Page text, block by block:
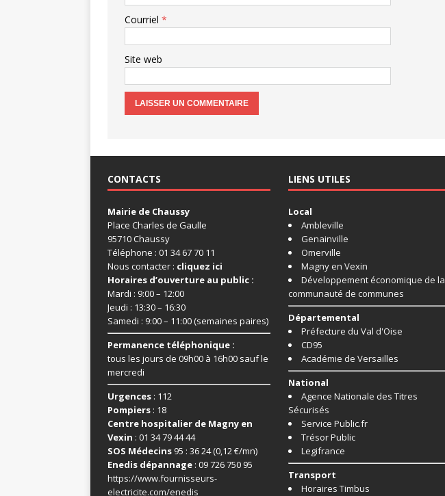
Courriel *
Site web
CONTACTS
Mairie de Chaussy
Place Charles de Gaulle
95710 Chaussy
Téléphone : 01 34 67 70 11
Nous contacter : cliquez ici
Horaires d’ouverture au public :
Mardi : 9:00 – 12:00
Jeudi : 13:30 – 16:30
Samedi : 9:00 – 11:00 (semaines paires)
Permanence téléphonique :
tous les jours de 09h00 à 16h00 sauf le
mercredi
Urgences : 112
Pompiers : 18
Centre hospitalier de Magny en
Vexin : 01 34 79 44 44
SOS Médecins 95 : 36 24 (0,12 €/mn)
Enedis dépannage : 09 726 750 95
https://www.fournisseurs-
electricite.com/enedis
LIENS UTILES
Local
Ambleville
Genainville
Omerville
Magny en Vexin
Développement économique de la
communauté de communes
Départemental
Préfecture du Val d'Oise
CD95
Académie de Versailles
National
Agence Nationale des Titres
Sécurisés
Service Public.fr
Trésor Public
Legifrance
Transport
Horaires Timbus